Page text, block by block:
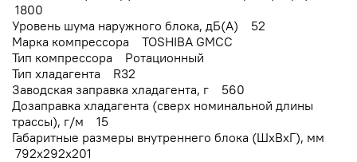
1800
Уровень шума наружного блока, дБ(А) 52
Марка компрессора TOSHIBA GMCC
Тип компрессора Ротационный
Тип хладагента R32
Заводская заправка хладагента, г 560
Дозаправка хладагента (сверх номинальной длины
трассы), г/м 15
Габаритные размеры внутреннего блока (ШхВхГ), мм
792x292x201